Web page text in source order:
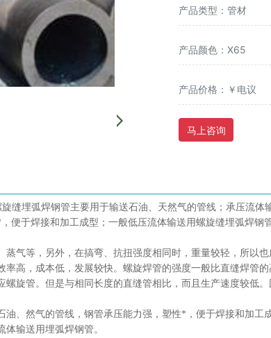
产品类型：管材
产品颜色：X65
产品价格：￥电议
马上咨询
缝埋弧焊钢管主要用于输送石油、天然气的管线；承压流
便于焊接和加工成型；一般低压流体输送用螺旋缝埋弧焊
蒸气等，另外，在搞弯、抗扭强度相同时，重量较轻，所以
高，成本低，发展较快。螺旋焊管的强度一般比直缝焊管
旋管。但是与相同长度的直缝管相比，而且生产速度较低
油、然气的管线，钢管承压能力强，塑性*，便于焊接和加
输送用埋弧焊钢管。